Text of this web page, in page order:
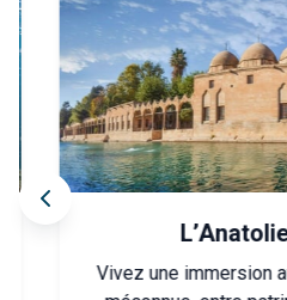
L’Anatolie
Vivez une immersion